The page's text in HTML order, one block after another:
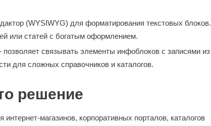
(WYSIWYG) для форматирования текстовых блоков.
или статей с богатым оформлением.
позволяет связывать элементы инфоблоков с записями из
для сложных справочников и каталогов.
решение
магазинов, корпоративных порталов, каталогов